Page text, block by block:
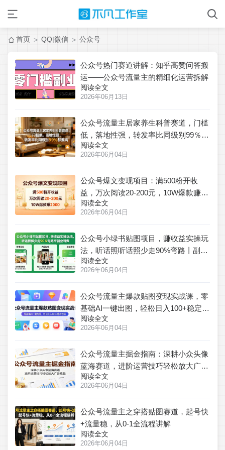
首页 > QQ|微信 > 公众号
公众号热门赛道讲解：知乎高赞问答搬
运——公众号流量主的精细化运营拆解
阅读全文
2026年06月13日
公众号流量主居家养生科普赛道，门槛
低，落地性强，转发率比同级别99％都
要高
阅读全文
2026年06月04日
公众号爆文变现项目：满500粉开收
益，万次阅读20-200元，10W爆款赚
2000
阅读全文
2026年06月04日
公众号小绿书贴图项目，赚收益实操玩
法，听话照听话照少走90%弯路丨副业
可做
阅读全文
2026年06月04日
公众号流量主爆款贴图变现实战课，零
基础AI一键出图，轻松日入100+稳定收
益
阅读全文
2026年06月04日
公众号流量主掘金指南：深耕小众头像
蓝海赛道，进阶运营技巧轻松放大广告
收益
阅读全文
2026年06月04日
公众号流量主之穿搭贴图赛道，起号快
+流量稳，从0-1全流程讲解
阅读全文
2026年06月04日